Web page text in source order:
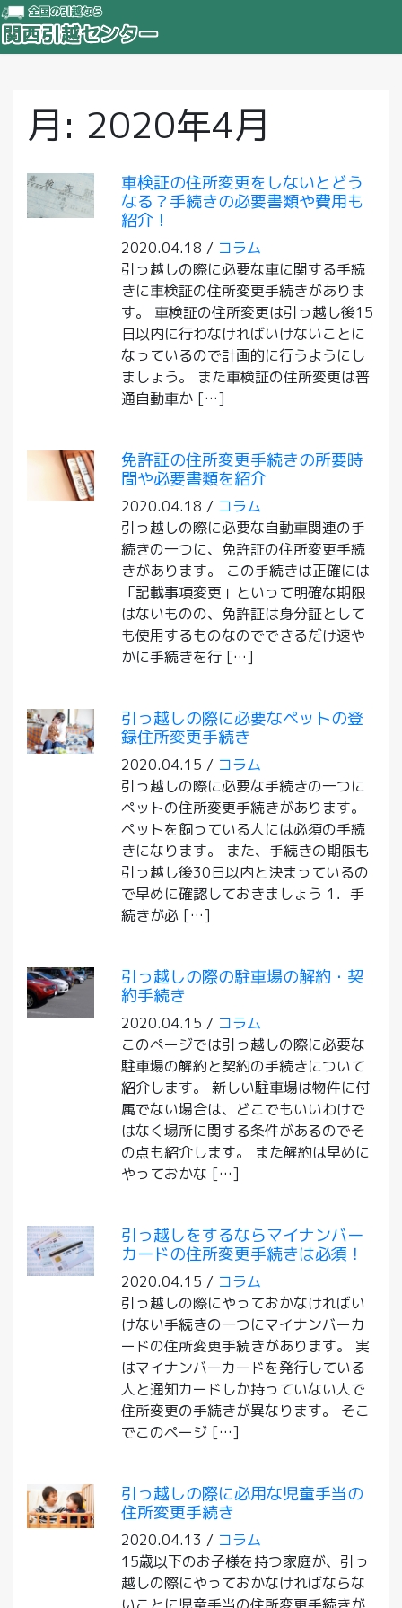
月: 2020年4月
車検証の住所変更をしないとどう
なる？手続きの必要書類や費用も
紹介！
2020.04.18 / コラム
引っ越しの際に必要な車に関する手続
きに車検証の住所変更手続きがありま
す。 車検証の住所変更は引っ越し後15
日以内に行わなければいけないことに
なっているので計画的に行うようにし
ましょう。 また車検証の住所変更は普
通自動車か […]
免許証の住所変更手続きの所要時
間や必要書類を紹介
2020.04.18 / コラム
引っ越しの際に必要な自動車関連の手
続きの一つに、免許証の住所変更手続
きがあります。 この手続きは正確には
「記載事項変更」といって明確な期限
はないものの、免許証は身分証として
も使用するものなのでできるだけ速や
かに手続きを行 […]
引っ越しの際に必要なペットの登
録住所変更手続き
2020.04.15 / コラム
引っ越しの際に必要な手続きの一つに
ペットの住所変更手続きがあります。
ペットを飼っている人には必須の手続
きになります。 また、手続きの期限も
引っ越し後30日以内と決まっているの
で早めに確認しておきましょう 1．手
続きが必 […]
引っ越しの際の駐車場の解約・契
約手続き
2020.04.15 / コラム
このページでは引っ越しの際に必要な
駐車場の解約と契約の手続きについて
紹介します。 新しい駐車場は物件に付
属でない場合は、どこでもいいわけで
はなく場所に関する条件があるのでそ
の点も紹介します。 また解約は早めに
やっておかな […]
引っ越しをするならマイナンバー
カードの住所変更手続きは必須！
2020.04.15 / コラム
引っ越しの際にやっておかなければい
けない手続きの一つにマイナンバーカ
ードの住所変更手続きがあります。 実
はマイナンバーカードを発行している
人と通知カードしか持っていない人で
住所変更の手続きが異なります。 そこ
でこのページ […]
引っ越しの際に必用な児童手当の
住所変更手続き
2020.04.13 / コラム
15歳以下のお子様を持つ家庭が、引っ
越しの際にやっておかなければならな